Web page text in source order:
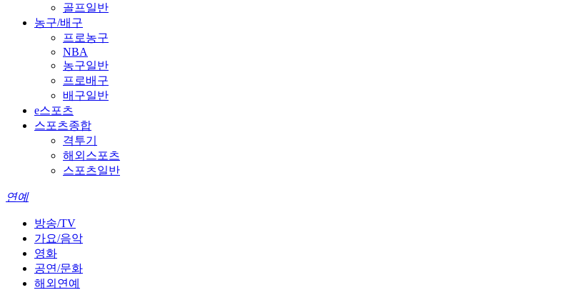
골프일반
농구/배구
프로농구
NBA
농구일반
프로배구
배구일반
e스포츠
스포츠종합
격투기
해외스포츠
스포츠일반
연예
방송/TV
가요/음악
영화
공연/문화
해외연예